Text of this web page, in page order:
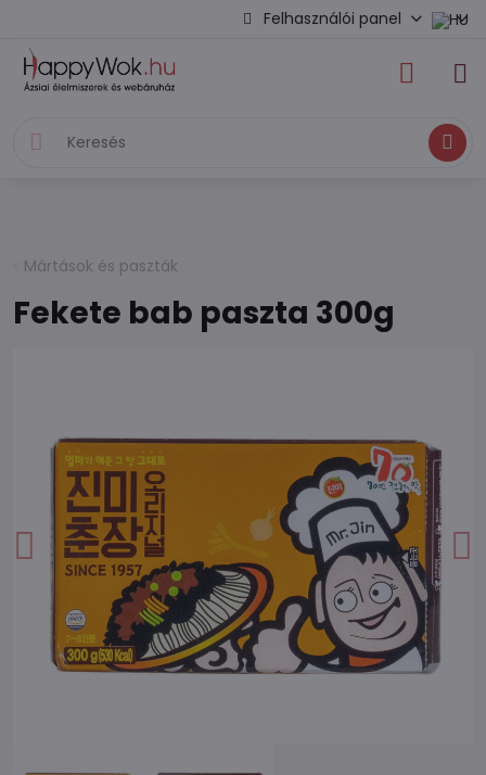
Felhasználói panel
Keresés
Mártások és paszták
Fekete bab paszta 300g